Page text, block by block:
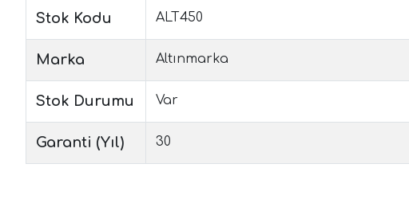
Stok Kodu ALT450
Marka Altınmarka
Stok Durumu Var
Garanti (Yıl) 30